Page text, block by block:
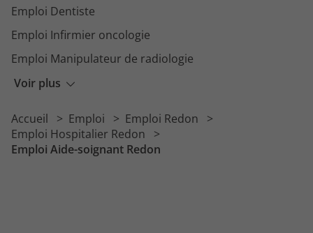
Voir plus
Emploi Dentiste
Emploi Infirmier oncologie
Emploi Manipulateur de radiologie
Emploi Psychiatre
Emploi Psychomotricien
Accueil Emploi
Emploi Redon
Emploi Hospitalier Redon
Emploi Aide-soignant Redon